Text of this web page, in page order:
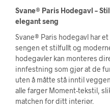
Svane® Paris Hodegavl –
elegant seng
Svane® Paris hodegavl har
sengen et stilfullt og
hodegavler kan monteres
innfestning som gjør at de
uten å måtte stå inntil
alle farger Moment-tekstil,
matchen for ditt interiør.